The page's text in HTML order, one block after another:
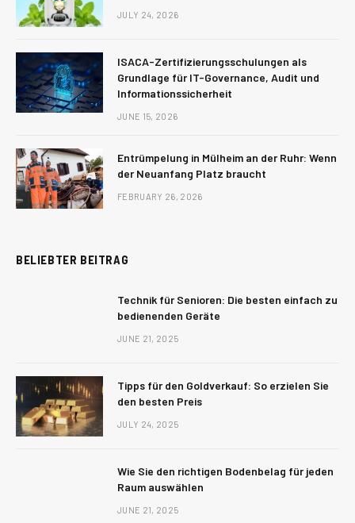
JULY 24, 2026
ISACA-Zertifizierungsschulungen als
Grundlage für IT-Governance, Audit und
Informationssicherheit
JUNE 15, 2026
Entrümpelung in Mülheim an der Ruhr: Wenn
der Neuanfang Platz braucht
FEBRUARY 26, 2026
BELIEBTER BEITRAG
Technik für Senioren: Die besten einfach zu
bedienenden Geräte
JUNE 21, 2025
Tipps für den Goldverkauf: So erzielen Sie
den besten Preis
JULY 24, 2025
Wie Sie den richtigen Bodenbelag für jeden
Raum auswählen
JUNE 21, 2025